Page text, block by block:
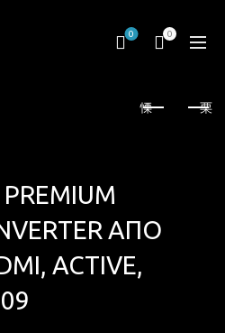
0 0
ΑΠΟ
ACTIVE,